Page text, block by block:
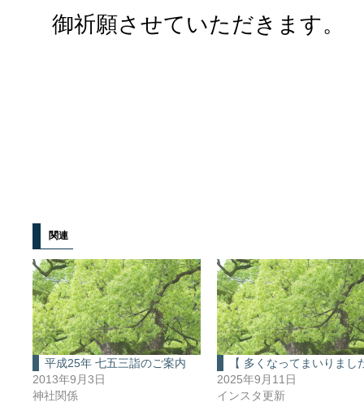
御祈願させていただきます。
関連
平成25年 七五三詣のご案内
2013年9月3日
神社関係
【 多くなってまいりまし
2025年9月11日
インスタ更新